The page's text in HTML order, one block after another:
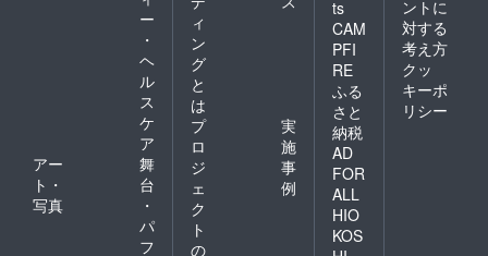
及び健
全育成
の観点
から有
害であ
るもの
又はそ
ー
・
ヘ
ル
ス
ケ
ア
アー
ト・
写真
舞
台
・
パ
フ
ィ
ン
グ
と
は
プ
ロ
ジ
ェ
ク
ト
の
実
施
事
例
ts
CAM
PFI
RE
ふる
さと
納税
AD
FOR
ALL
HIO
KOS
ントに
対する
考え方
クッ
キーポ
リシー